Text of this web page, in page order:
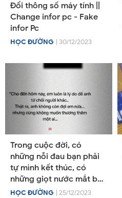
Đổi thông số máy tính ||
Change infor pc - Fake
infor Pc
HỌC ĐƯỜNG | 30/12/2023
Trong cuộc đời, có
những nỗi đau bạn phải
tự mình kết thúc, có
những giọt nước mắt bạn
phải tự mình lau khô, có
HỌC ĐƯỜNG | 25/12/2023